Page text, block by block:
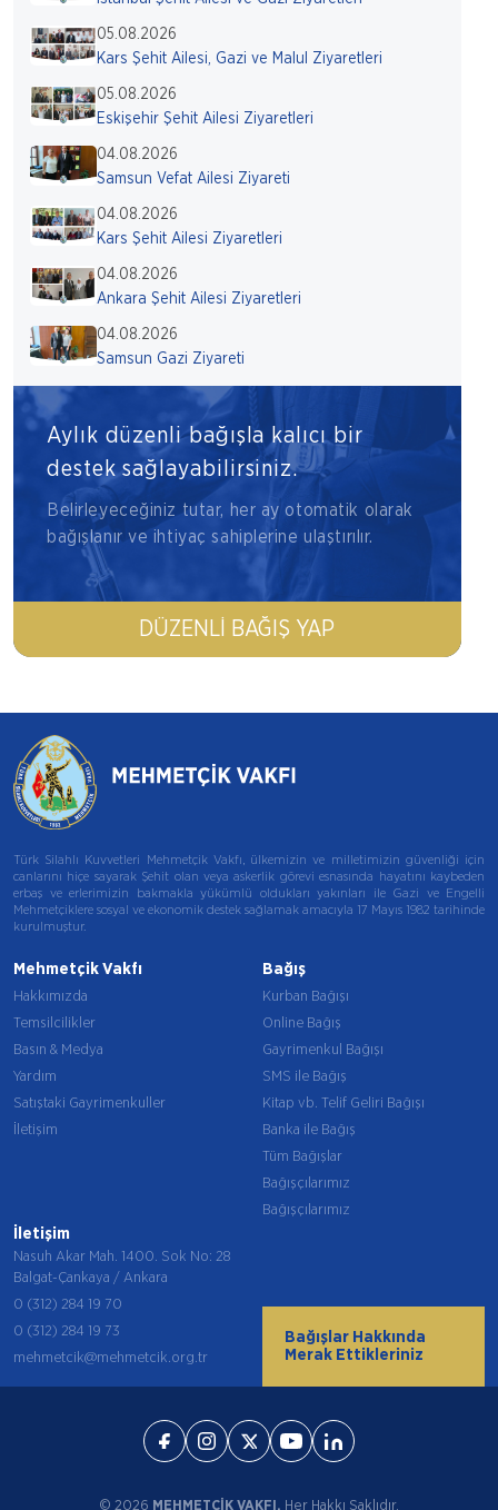
05.08.2026
Kars Şehit Ailesi, Gazi ve Malul Ziyaretleri
05.08.2026
Eskişehir Şehit Ailesi Ziyaretleri
04.08.2026
Samsun Vefat Ailesi Ziyareti
04.08.2026
Kars Şehit Ailesi Ziyaretleri
04.08.2026
Ankara Şehit Ailesi Ziyaretleri
04.08.2026
Samsun Gazi Ziyareti
Aylık düzenli bağışla kalıcı bir
destek sağlayabilirsiniz.
Belirleyeceğiniz tutar, her ay otomatik olarak
bağışlanır ve ihtiyaç sahiplerine ulaştırılır.
DÜZENLI BAĞIŞ YAP
Türk Silahlı Kuvvetleri Mehmetçik Vakfı, ülkemizin ve milletimizin güvenliği için
canlarını hiçe sayarak Şehit olan veya askerlik görevi esnasında hayatını kaybeden
erbaş ve erlerimizin bakmakla yükümlü oldukları yakınları ile Gazi ve Engelli
Mehmetçiklere sosyal ve ekonomik destek sağlamak amacıyla 17 Mayıs 1982 tarihinde
kurulmuştur.
Mehmetçik Vakfı
Hakkımızda
Temsilcilikler
Basın & Medya
Yardım
Satıştaki Gayrimenkuller
İletişim
Bağış
Kurban Bağışı
Online Bağış
Gayrimenkul Bağışı
SMS ile Bağış
Kitap vb. Telif Geliri Bağışı
Banka ile Bağış
Tüm Bağışlar
Bağışçılarımız
Bağışçılarımız
İletişim
Nasuh Akar Mah. 1400. Sok No: 28
Balgat-Çankaya / Ankara
0 (312) 284 19 70
0 (312) 284 19 73
mehmetcik@mehmetcik.org.tr
Bağışlar Hakkında
Merak Ettikleriniz
© 2026 MEHMETÇİK VAKFI. Her Hakkı Saklıdır.